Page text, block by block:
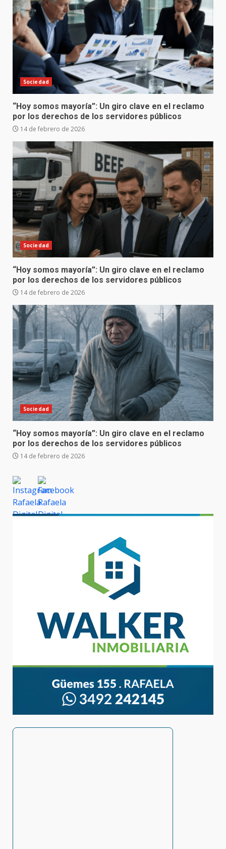
Sociedad
“Hoy somos mayoría”: Un giro clave en el reclamo
por los derechos de los servidores públicos
14 de febrero de 2026
Sociedad
“Hoy somos mayoría”: Un giro clave en el reclamo
por los derechos de los servidores públicos
14 de febrero de 2026
Sociedad
“Hoy somos mayoría”: Un giro clave en el reclamo
por los derechos de los servidores públicos
14 de febrero de 2026